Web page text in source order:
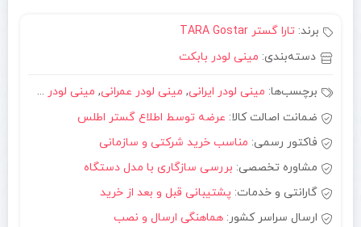
برند: تارا گستر TARA Gostar
دسته‌بندی: مینی لودر بابکت
برچسب‌ها: مینی لودر ایرانی, مینی لودر عمرانی, مینی لودر کمرشکن
ضمانت اصالت کالا: عرضه توسط اطلاع گستر اطلس
فاکتور رسمی: مناسب خرید شرکتی و سازمانی
مشاوره تخصصی: بررسی سازگاری با مدل دستگاه
گارانتی و خدمات: پشتیبانی قبل و بعد از خرید
ارسال سراسر کشور: هماهنگی ارسال و نصب